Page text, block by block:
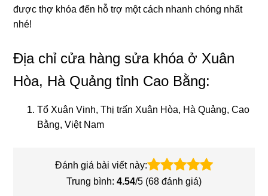
được thợ khóa đến hỗ trợ một cách nhanh chóng nhất
nhé!
Địa chỉ cửa hàng sửa khóa ở Xuân
Hòa, Hà Quảng tỉnh Cao Bằng:
Tổ Xuân Vinh, Thị trấn Xuân Hòa, Hà Quảng, Cao
Bằng, Việt Nam
Đánh giá bài viết này:
Trung bình: 4.54/5 (68 đánh giá)